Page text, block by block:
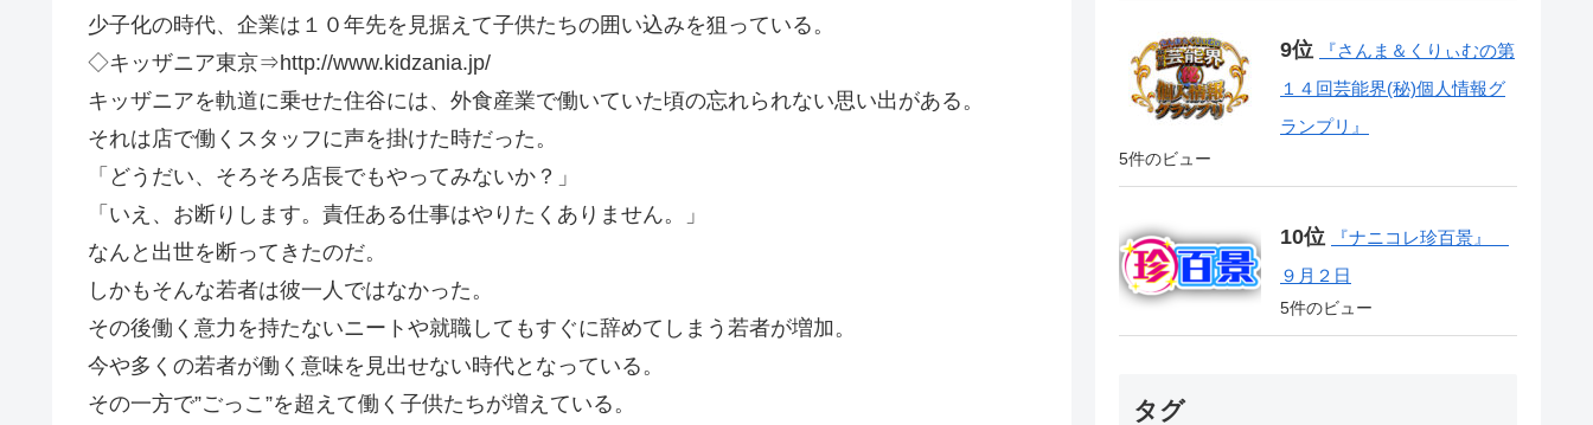
少子化の時代、企業は１０年先を見据えて子供たちの囲い込みを狙っている。
◇キッザニア東京⇒http://www.kidzania.jp/
キッザニアを軌道に乗せた住谷には、外食産業で働いていた頃の忘れられない思い出がある。
それは店で働くスタッフに声を掛けた時だった。
「どうだい、そろそろ店長でもやってみないか？」
「いえ、お断りします。責任ある仕事はやりたくありません。」
なんと出世を断ってきたのだ。
しかもそんな若者は彼一人ではなかった。
その後働く意力を持たないニートや就職してもすぐに辞めてしまう若者が増加。
今や多くの若者が働く意味を見出せない時代となっている。
その一方で”ごっこ”を超えて働く子供たちが増えている。
『さんま＆くりぃむの第
１４回芸能界(秘)個人情報グ
ランプリ』
5件のビュー
『ナニコレ珍百景』
９月２日
5件のビュー
タグ